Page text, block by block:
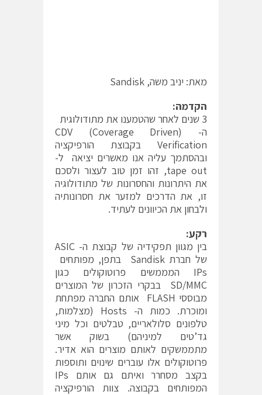
מאת: יניב משה, Sandisk
הקדמה:
3 שנים לאחר שהטמענו את מתודולוגית
ה- (CDV (Coverage Driven
Verification בקבוצת הורפיקציה
ובהסתמך עליה אנו מאשרים יציאה ל-
tape out, זהו זמן טוב לעצור ולסכם
את היתרונות והחסרונות של מתודולוגיה
זו, את הדרכים למזער את חסרונותיה
ולבחון את הכיוונים לעתיד.
רקע:
בין מגוון תפקידיה של קבוצת ה- ASIC
של חברת Sandisk בתפן, מפותחים
IPs המממשים פרוטוקולים כגון
SD/MMC בבקרי הזכרון של המוצרים
מבוססי FLASH אותם החברה מפתחת
ומוכרת. כמות ה- Hosts (מצלמות,
טלפונים סלולאריים, טבלטים וכל מיני
גד’טים למיניהם) בשוק אשר
מתממשקים לאותם מוצרים הוא אדיר.
פרוטוקולים אלו עוברים שינוים ותוספות
בקצב מסחרר ואיתם גם אותם IPs
המפותחים בקבוצה. צוות הורפיקציה